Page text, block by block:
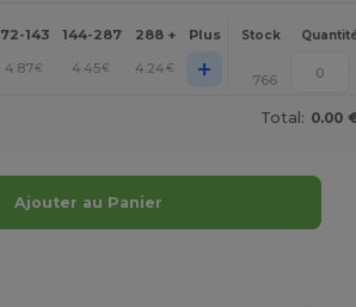
72-143 144-287 288 + Plus Stock
4.87€ 4.45€ 4.24€ + 766
Total: 0.00
Ajouter au Panier